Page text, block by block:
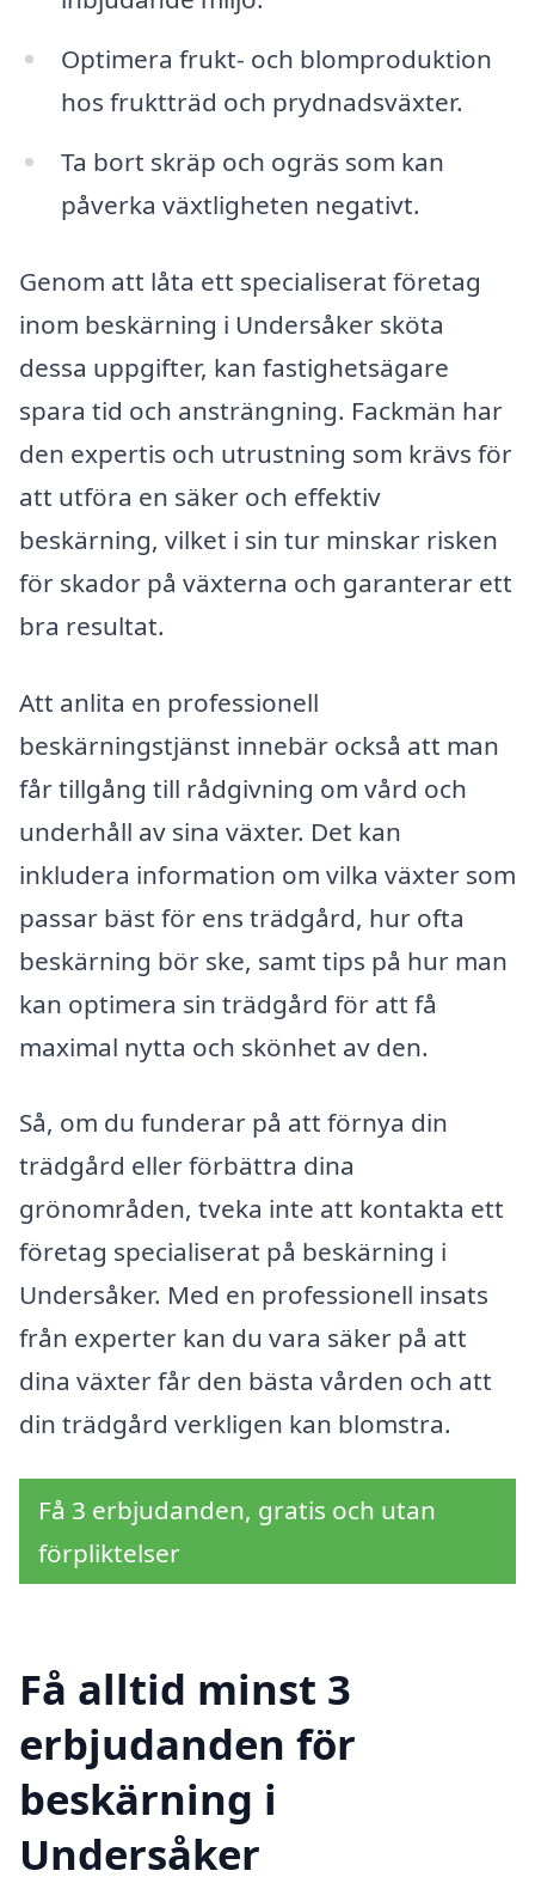
Optimera frukt- och blomproduktion
hos fruktträd och prydnadsväxter.
Ta bort skräp och ogräs som kan
påverka växtligheten negativt.
Genom att låta ett specialiserat företag
inom beskärning i Undersåker sköta
dessa uppgifter, kan fastighetsägare
spara tid och ansträngning. Fackmän har
den expertis och utrustning som krävs för
att utföra en säker och effektiv
beskärning, vilket i sin tur minskar risken
för skador på växterna och garanterar ett
bra resultat.
Att anlita en professionell
beskärningstjänst innebär också att man
får tillgång till rådgivning om vård och
underhåll av sina växter. Det kan
inkludera information om vilka växter som
passar bäst för ens trädgård, hur ofta
beskärning bör ske, samt tips på hur man
kan optimera sin trädgård för att få
maximal nytta och skönhet av den.
Så, om du funderar på att förnya din
trädgård eller förbättra dina
grönområden, tveka inte att kontakta ett
företag specialiserat på beskärning i
Undersåker. Med en professionell insats
från experter kan du vara säker på att
dina växter får den bästa vården och att
din trädgård verkligen kan blomstra.
Få 3 erbjudanden, gratis och utan
förpliktelser
Få alltid minst 3
erbjudanden för
beskärning i
Undersåker